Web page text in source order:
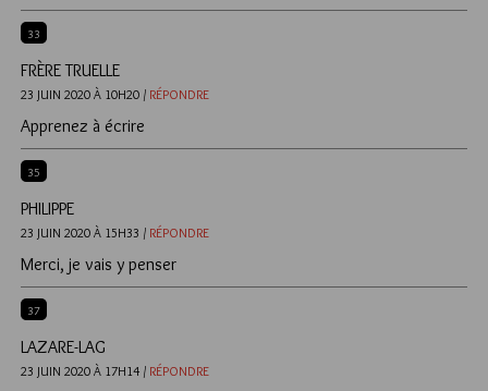
33
FRÈRE TRUELLE
23 JUIN 2020 À 10H20 / RÉPONDRE
Apprenez à écrire
35
PHILIPPE
23 JUIN 2020 À 15H33 / RÉPONDRE
Merci, je vais y penser
37
LAZARE-LAG
23 JUIN 2020 À 17H14 / RÉPONDRE